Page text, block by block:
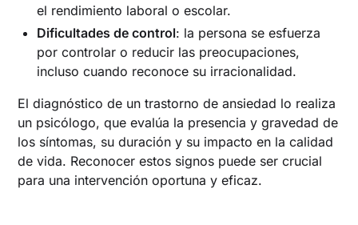
el rendimiento laboral o escolar.
Dificultades de control: la persona se esfuerza
por controlar o reducir las preocupaciones,
incluso cuando reconoce su irracionalidad.
El diagnóstico de un trastorno de ansiedad lo realiza
un psicólogo, que evalúa la presencia y gravedad de
los síntomas, su duración y su impacto en la calidad
de vida. Reconocer estos signos puede ser crucial
para una intervención oportuna y eficaz.